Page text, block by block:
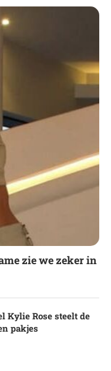
zie we zeker in
Kylie Rose steelt de
pakjes